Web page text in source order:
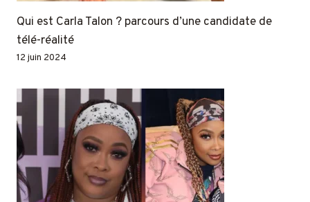
Qui est Carla Talon ? parcours d’une candidate de
télé-réalité
12 juin 2024